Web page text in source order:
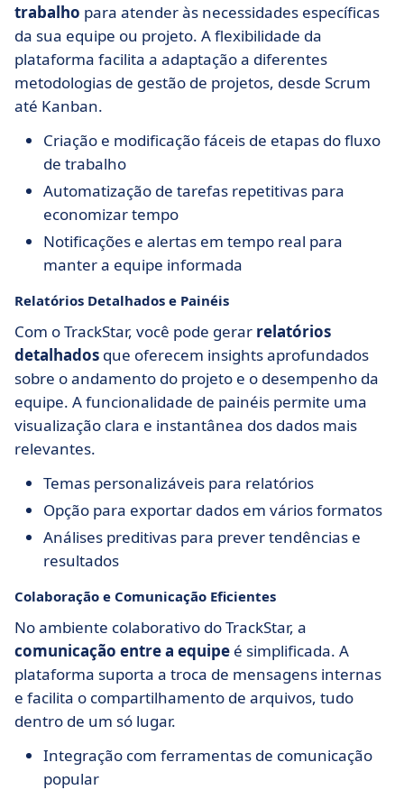
trabalho para atender às necessidades específicas
da sua equipe ou projeto. A flexibilidade da
plataforma facilita a adaptação a diferentes
metodologias de gestão de projetos, desde Scrum
até Kanban.
Criação e modificação fáceis de etapas do fluxo
de trabalho
Automatização de tarefas repetitivas para
economizar tempo
Notificações e alertas em tempo real para
manter a equipe informada
Relatórios Detalhados e Painéis
Com o TrackStar, você pode gerar relatórios
detalhados que oferecem insights aprofundados
sobre o andamento do projeto e o desempenho da
equipe. A funcionalidade de painéis permite uma
visualização clara e instantânea dos dados mais
relevantes.
Temas personalizáveis para relatórios
Opção para exportar dados em vários formatos
Análises preditivas para prever tendências e
resultados
Colaboração e Comunicação Eficientes
No ambiente colaborativo do TrackStar, a
comunicação entre a equipe é simplificada. A
plataforma suporta a troca de mensagens internas
e facilita o compartilhamento de arquivos, tudo
dentro de um só lugar.
Integração com ferramentas de comunicação
popular